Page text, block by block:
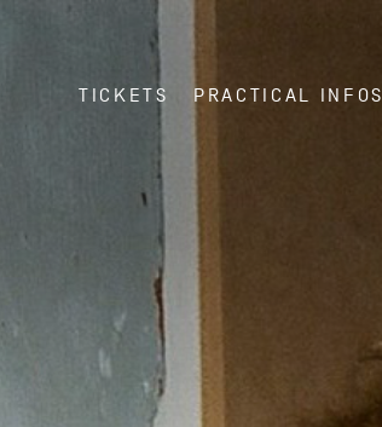
TICKETS PRACTICAL INFOS